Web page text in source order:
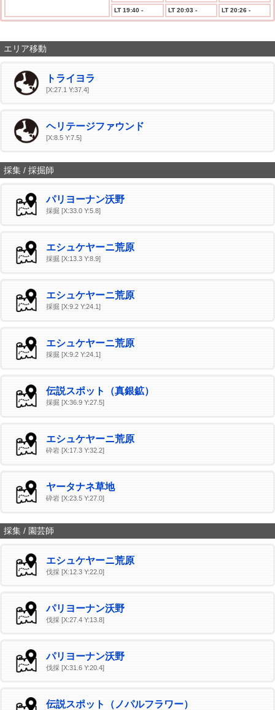
LT 19:40 - LT 20:03 - LT 20:26 -
エリア移動
トライヨラ
[X:27.1 Y:37.4]
ヘリテージファウンド
[X:8.5 Y:7.5]
採集 / 採掘師
パリヨーナン沃野
採掘 [X:33.0 Y:5.8]
エシュケヤーニ荒原
採掘 [X:13.3 Y:8.9]
エシュケヤーニ荒原
採掘 [X:9.2 Y:24.1]
エシュケヤーニ荒原
採掘 [X:9.2 Y:24.1]
伝説スポット（真銀鉱）
採掘 [X:36.9 Y:27.5]
エシュケヤーニ荒原
砕岩 [X:17.3 Y:32.2]
ヤータナネ草地
砕岩 [X:23.5 Y:27.0]
採集 / 園芸師
エシュケヤーニ荒原
伐採 [X:12.3 Y:22.0]
パリヨーナン沃野
伐採 [X:27.4 Y:13.8]
パリヨーナン沃野
伐採 [X:31.6 Y:20.4]
伝説スポット（ノパルフラワー）